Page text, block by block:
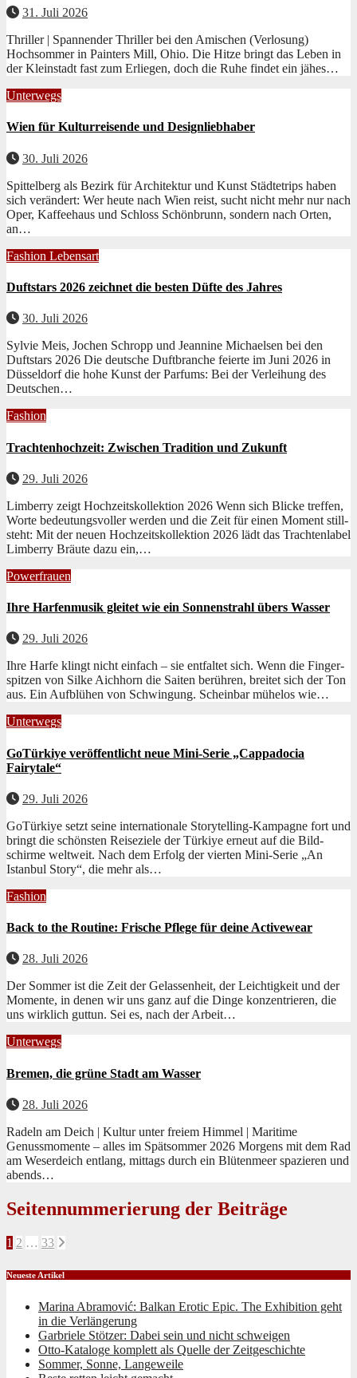
31. Juli 2026
Thriller | Spannender Thriller bei den Amischen (Verlosung)
Hochsom­mer in Painters Mill, Ohio. Die Hitze bringt das Leben in
der Kle­in­stadt fast zum Erliegen, doch die Ruhe find­et ein jäh­es…
Unterwegs
Wien für Kulturreisende und Designliebhaber
30. Juli 2026
Spittelberg als Bezirk für Architektur und Kunst Städtetrips haben
sich verän­dert: Wer heute nach Wien reist, sucht nicht mehr nur nach
Oper, Kaf­fee­haus und Schloss Schön­brunn, son­dern nach Orten,
an…
Fashion Lebensart
Duftstars 2026 zeichnet die besten Düfte des Jahres
30. Juli 2026
Sylvie Meis, Jochen Schropp und Jeannine Michaelsen bei den
Duftstars 2026 Die deutsche Duft­branche feierte im Juni 2026 in
Düs­sel­dorf die hohe Kun­st der Par­fums: Bei der Ver­lei­hung des
Deutschen…
Fashion
Trachtenhochzeit: Zwischen Tradition und Zukunft
29. Juli 2026
Limberry zeigt Hochzeitskollektion 2026 Wenn sich Blicke tre­f­fen,
Worte bedeu­tungsvoller wer­den und die Zeit für einen Moment still­
ste­ht: Mit der neuen Hochzeit­skollek­tion 2026 lädt das Tra­cht­en­la­bel
Lim­ber­ry Bräute dazu ein,…
Powerfrauen
Ihre Harfenmusik gleitet wie ein Sonnenstrahl übers Wasser
29. Juli 2026
Ihre Harfe klingt nicht ein­fach – sie ent­fal­tet sich. Wenn die Fin­ger­
spitzen von Silke Aich­horn die Sait­en berühren, bre­it­et sich der Ton
aus. Ein Auf­blühen von Schwingung. Schein­bar müh­e­los wie…
Unterwegs
GoTürkiye veröffentlicht neue Mini-Serie „Cappadocia
Fairytale“
29. Juli 2026
GoTürkiye set­zt seine inter­na­tionale Sto­ry­telling-Kam­pagne fort und
bringt die schön­sten Reiseziele der Türkiye erneut auf die Bild­
schirme weltweit. Nach dem Erfolg der vierten Mini-Serie „An
Istan­bul Sto­ry“, die mehr als…
Fashion
Back to the Routine: Frische Pflege für deine Activewear
28. Juli 2026
Der Som­mer ist die Zeit der Gelassen­heit, der Leichtigkeit und der
Momente, in denen wir uns ganz auf die Dinge konzen­tri­eren, die
uns wirk­lich gut­tun. Sei es, nach der Arbeit…
Unterwegs
Bremen, die grüne Stadt am Wasser
28. Juli 2026
Radeln am Deich | Kultur unter freiem Himmel | Maritime
Genussmomente – alles im Spätsommer 2026 Mor­gens mit dem Rad
am Weserde­ich ent­lang, mit­tags durch ein Blüten­meer spazieren und
abends…
Seitennummerierung der Beiträge
1 2 … 33
Neueste Artikel
Marina Abramović: Balkan Erotic Epic. The Exhibition geht
in die Verlängerung
Garbriele Stötzer: Dabei sein und nicht schweigen
Otto-Kataloge komplett als Quelle der Zeitgeschichte
Sommer, Sonne, Langeweile